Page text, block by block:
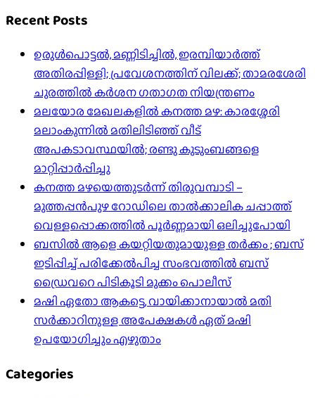
Recent Posts
ഉരുൾപൊട്ടൽ, മണ്ണിടിച്ചിൽ, ഇരമ്പിയാര്‍ത്ത്
അതിരപ്പിള്ളി; പ്രവേശനത്തിന് വിലക്ക്; താമരശേരി
ചുരത്തില്‍ കര്‍ശന ഗതാഗത നിയന്ത്രണം
മലയോര മേഖലകളിൽ കനത്ത മഴ: കാരശ്ശേരി
മലാംകുന്നിൽ മതിലിടിഞ്ഞ് വീട്
അപകടാവസ്ഥയിൽ; രണ്ടു കുടുംബങ്ങളെ
മാറ്റിപ്പാർപ്പിച്ചു
കനത്ത മഴയെത്തുടർന്ന് തിരുവമ്പാടി –
മുത്തപ്പൻപുഴ റോഡിലെ താൽക്കാലിക ചപ്പാത്ത്
വെള്ളപ്പൊക്കത്തിൽ പൂർണ്ണമായി ഒലിച്ചുപോയി
ബസിൽ ആളെ കയറ്റിയതുമായുള്ള തർക്കം ; ബസ്
ഇടിപ്പിച്ച് പരിക്കേൽപിച്ച സംഭവത്തിൽ ബസ്
ഡ്രൈവറെ പിടികൂടി മുക്കം പൊലീസ്
മഷി ഏതോ ആകട്ടെ, വായിക്കാനായാൽ മതി​
സർക്കാറിനുള്ള അപേക്ഷകൾ ഏത് മഷി
ഉപയോഗിച്ചും എഴുതാം
Categories